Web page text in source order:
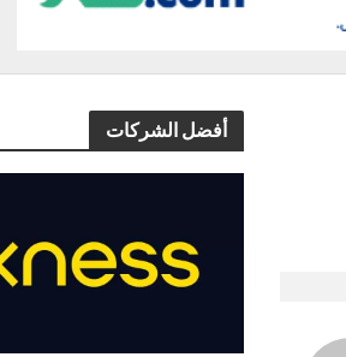
أفضل الشركات